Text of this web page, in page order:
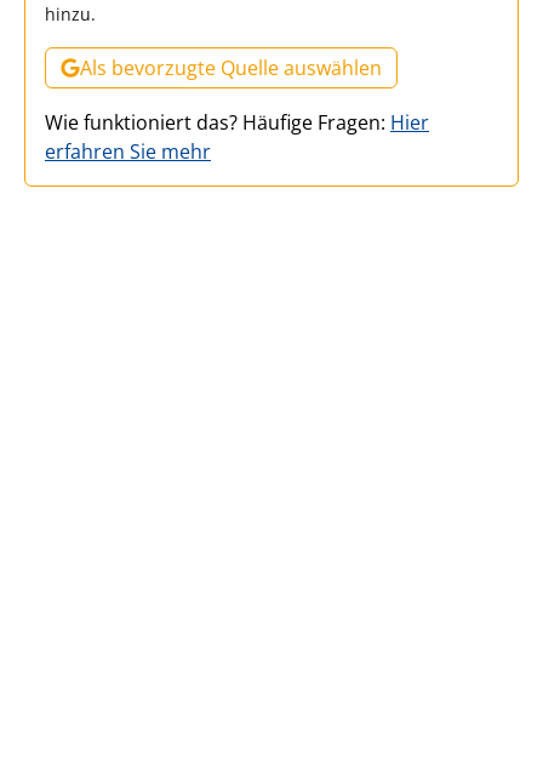
hinzu.
Als bevorzugte Quelle auswählen
Wie funktioniert das? Häufige Fragen: Hier
erfahren Sie mehr